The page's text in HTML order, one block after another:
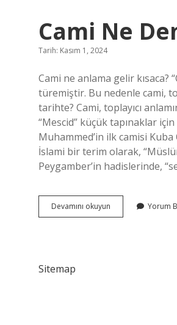
Cami Ne
Tarih: Kasım 1, 2024
Cami ne anlama gelir kısaca?
türemiştir. Bu nedenle cami,
tarihte? Cami, toplayıcı
“Mescid” küçük tapınaklar
Muhammed’in ilk camisi Kuba
İslami bir terim olarak,
Peygamber’in hadislerinde,
Devamını okuyun
Ne
Yorum
Sitemap